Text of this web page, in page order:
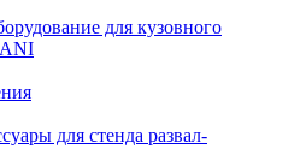
для кузовного
для стенда развал-